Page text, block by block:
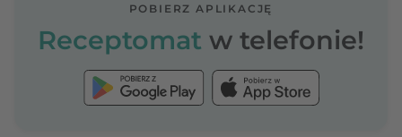
POBIERZ APLIKACJĘ
Receptomat w telefonie!